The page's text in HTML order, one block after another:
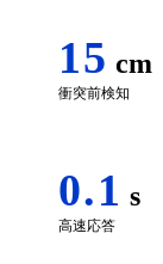
15 cm
衝突前検知
0.1 s
高速応答